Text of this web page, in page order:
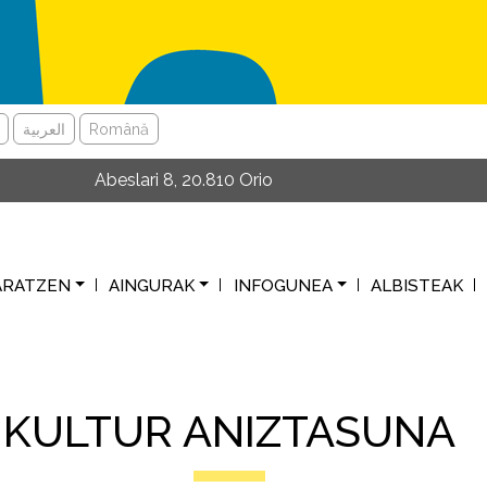
العربية Română
Abeslari 8, 20.810 Orio
AINGURAK INFOGUNEA ALBISTEAK
KULTUR ANIZTASUNA